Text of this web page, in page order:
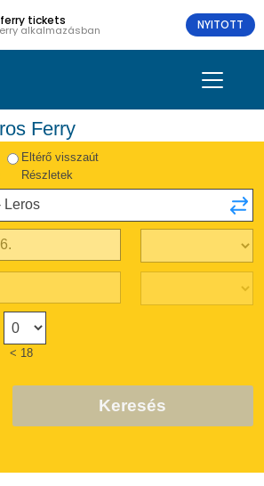
tickets
alkalmazásban NYITOTT
Ferry
Eltérő visszaút
Részletek
< 18
Keresés